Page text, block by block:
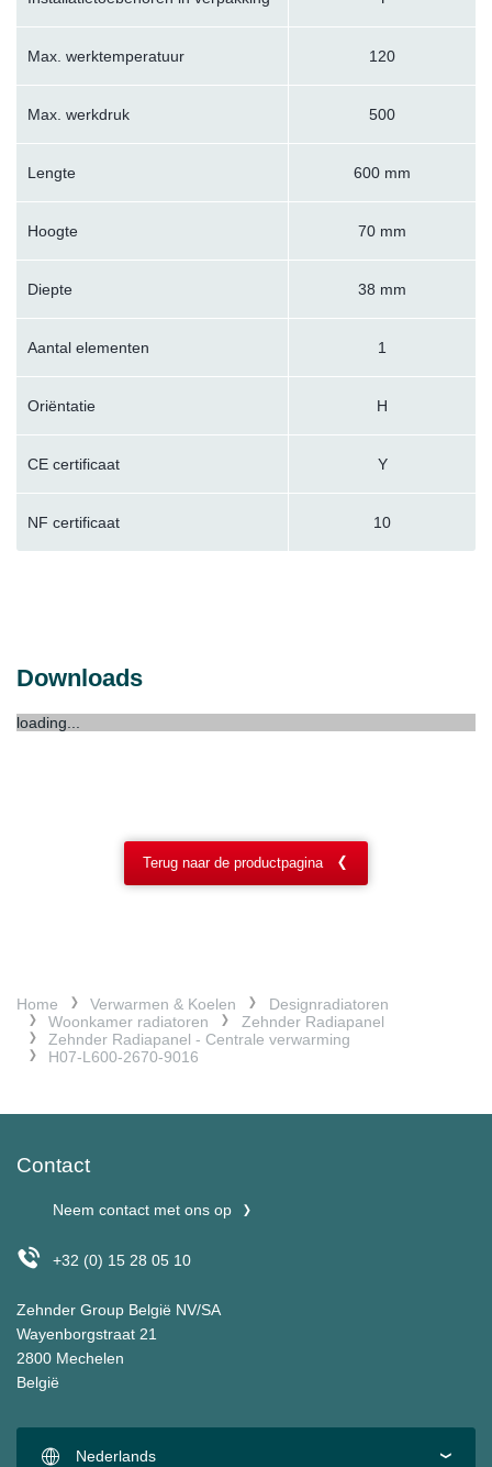
Max. werktemperatuur 120
Max. werkdruk 500
Lengte 600 mm
Hoogte 70 mm
Diepte 38 mm
Aantal elementen 1
Oriëntatie H
CE certificaat Y
NF certificaat 10
Downloads
loading...
Terug naar de productpagina
Home Verwarmen & Koelen
Designradiatoren
Woonkamer radiatoren
Zehnder Radiapanel
Zehnder Radiapanel - Centrale verwarming
H07-L600-2670-9016
Contact
Neem contact met ons op
+32 (0) 15 28 05 10
Zehnder Group België NV/SA
Wayenborgstraat 21
2800 Mechelen
België
Nederlands